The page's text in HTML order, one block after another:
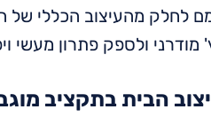
לחלק מהעיצוב הכללי של
ולספק פתרון מעשי
הבית בתקציב